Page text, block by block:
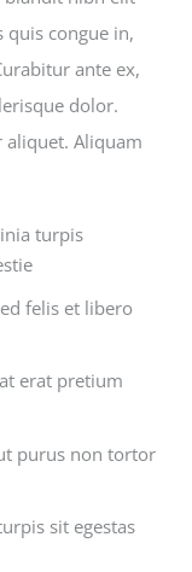
quis congue in,
ante ex,
dolor.
aliquet. Aliquam
turpis
felis et libero
erat pretium
purus non tortor
sit egestas